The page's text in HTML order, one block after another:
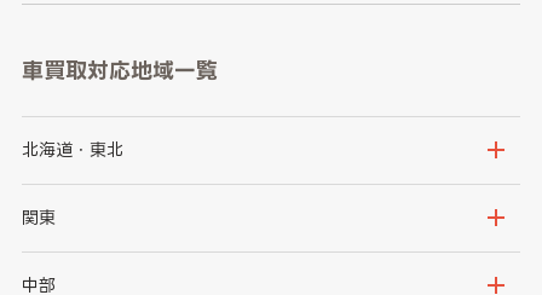
車買取対応地域一覧
北海道・東北
北海道
岩手県
関東
茨城県
中部